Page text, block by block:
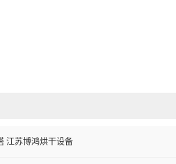
江苏博鸿烘干设备